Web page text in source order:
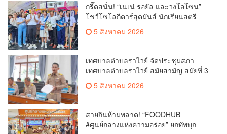
กรี๊ดสนั่น! “เนเน่ รอยัล และวงโอโซน”
โชว์โซโลกีตาร์สุดมันส์ นักเรียนสตรี
5 สิงหาคม 2026
เทศบาลตำบลราไวย์ จัดประชุมสภา
เทศบาลตำบลราไวย์ สมัยสามัญ สมัยที่ 3
ประจำปี 2569
5 สิงหาคม 2026
สายกินห้ามพลาด! “FOODHUB
#ศูนย์กลางแห่งความอร่อย” ยกทัพบุก